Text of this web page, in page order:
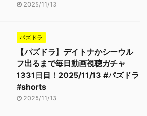
2025/11/13
パズドラ
【パズドラ】デイトナかシーウル
フ出るまで毎日動画視聴ガチャ
1331日目！2025/11/13 #パズドラ
#shorts
2025/11/13